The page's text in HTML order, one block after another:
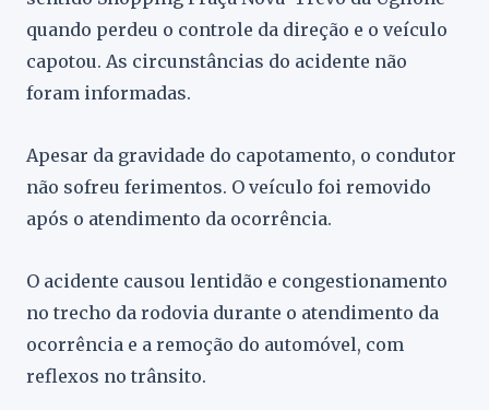
quando perdeu o controle da direção e o veículo
capotou. As circunstâncias do acidente não
foram informadas.
Apesar da gravidade do capotamento, o condutor
não sofreu ferimentos. O veículo foi removido
após o atendimento da ocorrência.
O acidente causou lentidão e congestionamento
no trecho da rodovia durante o atendimento da
ocorrência e a remoção do automóvel, com
reflexos no trânsito.